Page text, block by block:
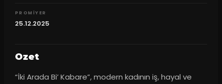
PROMIYER
25.12.2025
Ozet
“İki Arada Bi’ Kabare”, modern kadının iş, hayal ve